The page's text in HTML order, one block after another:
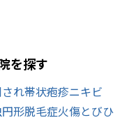
を探す
れ帯状疱疹ニキビ
円形脱毛症火傷とびひ